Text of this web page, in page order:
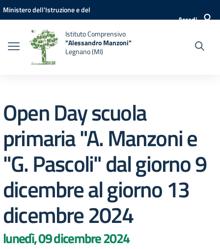
Vai ai contenuti
Vai al menu di navigazione
Vai al footer
Ministero dell'Istruzione e del
Accedi
Istituto Comprensivo
"Alessandro Manzoni"
Legnano (MI)
Open Day scuola
primaria "A. Manzoni e
"G. Pascoli" dal giorno 9
dicembre al giorno 13
dicembre 2024
lunedì, 09 dicembre 2024